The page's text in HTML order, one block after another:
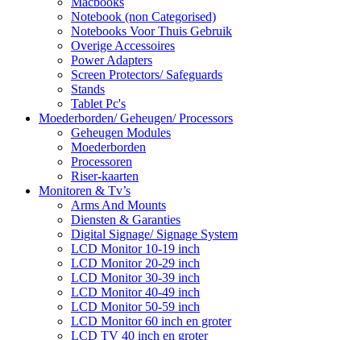
Notebook (non Categorised)
Notebooks Voor Thuis Gebruik
Overige Accessoires
Power Adapters
Screen Protectors/ Safeguards
Stands
Tablet Pc's
Moederborden/ Geheugen/ Processors
Geheugen Modules
Moederborden
Processoren
Riser-kaarten
Monitoren & Tv’s
Arms And Mounts
Diensten & Garanties
Digital Signage/ Signage System
LCD Monitor 10-19 inch
LCD Monitor 20-29 inch
LCD Monitor 30-39 inch
LCD Monitor 40-49 inch
LCD Monitor 50-59 inch
LCD Monitor 60 inch en groter
LCD TV 40 inch en groter